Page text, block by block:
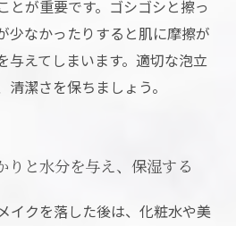
とが重要です。ゴシゴシと擦っ
少なかったりすると肌に摩擦が
与えてしまいます。適切な泡立
潔さを保ちましょう。
りと水分を与え、保湿する
イクを落した後は、化粧水や美